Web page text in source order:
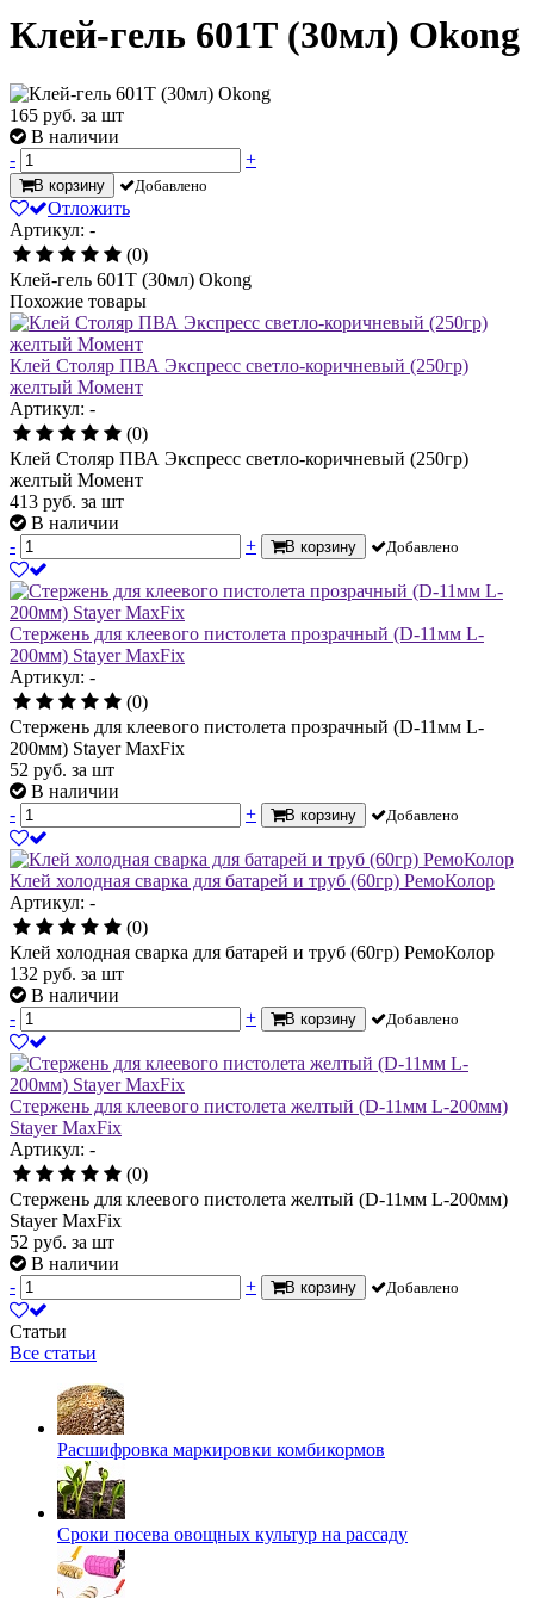
Клей-гель 601Т (30мл) Okong
165 руб. за шт
В наличии
-
+
В корзину Добавлено
Отложить
Артикул: -
(0)
Клей-гель 601Т (30мл) Okong
Похожие товары
Клей Столяр ПВА Экспресс светло-коричневый (250гр)
желтый Момент
Артикул: -
(0)
Клей Столяр ПВА Экспресс светло-коричневый (250гр)
желтый Момент
413 руб. за шт
В наличии
-
+ В корзину Добавлено
Стержень для клеевого пистолета прозрачный (D-11мм L-
200мм) Stayer MaxFix
Артикул: -
(0)
Стержень для клеевого пистолета прозрачный (D-11мм L-
200мм) Stayer MaxFix
52 руб. за шт
В наличии
-
+ В корзину Добавлено
Клей холодная сварка для батарей и труб (60гр) РемоКолор
Артикул: -
(0)
Клей холодная сварка для батарей и труб (60гр) РемоКолор
132 руб. за шт
В наличии
-
+ В корзину Добавлено
Стержень для клеевого пистолета желтый (D-11мм L-200мм)
Stayer MaxFix
Артикул: -
(0)
Стержень для клеевого пистолета желтый (D-11мм L-200мм)
Stayer MaxFix
52 руб. за шт
В наличии
-
+ В корзину Добавлено
Статьи
Все статьи
Расшифровка маркировки комбикормов
Сроки посева овощных культур на рассаду